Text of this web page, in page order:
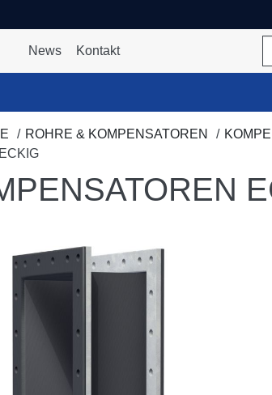
Menü Produkte umschalten
News Kontakt
ROHRE & KOMPENSATOREN